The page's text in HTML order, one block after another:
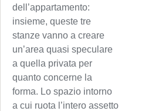
dell’appartamento:
insieme, queste tre
stanze vanno a creare
un’area quasi speculare
a quella privata per
quanto concerne la
forma. Lo spazio intorno
a cui ruota l’intero assetto